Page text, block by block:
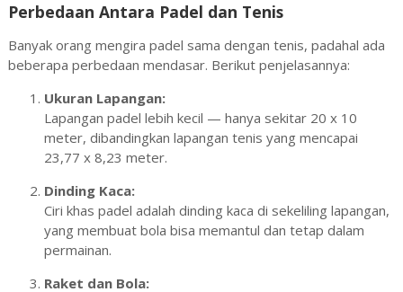
Perbedaan Antara Padel dan Tenis
Banyak orang mengira padel sama dengan tenis, padahal ada
beberapa perbedaan mendasar. Berikut penjelasannya:
Ukuran Lapangan:
Lapangan padel lebih kecil — hanya sekitar 20 x 10
meter, dibandingkan lapangan tenis yang mencapai
23,77 x 8,23 meter.
Dinding Kaca:
Ciri khas padel adalah dinding kaca di sekeliling lapangan,
yang membuat bola bisa memantul dan tetap dalam
permainan.
Raket dan Bola: